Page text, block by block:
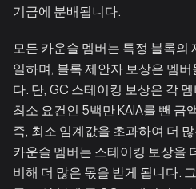
기금에 분배됩니다.
모든 카운슬 멤버는 특정 블록의
일하며, 블록 제안자 보상은 멤
다. 단, GC 스테이킹 보상은 각
최소 요건인 5백만 KAIA를 뺀 금
즉, 최소 임계값을 초과하여 더
카운슬 멤버는 스테이킹 보상을
비해 더 많은 몫을 받게 됩니다.